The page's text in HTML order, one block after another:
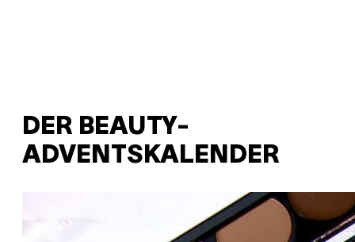
DER BEAUTY-
ADVENTSKALENDER